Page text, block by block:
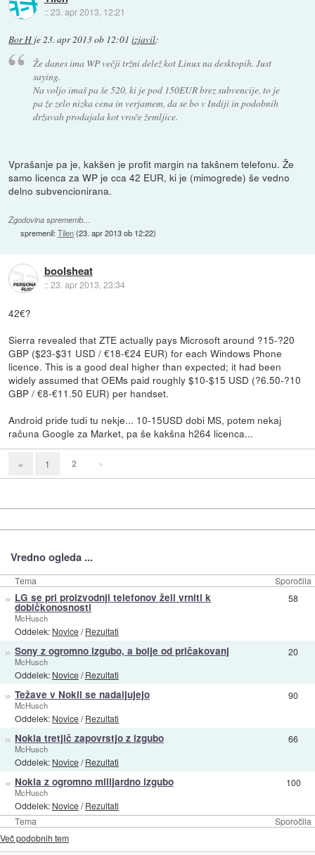
::23. apr 2013, 12:21
Bor H je23. apr 2013 ob 12:01 izjavil:
Že danes ima WP večji tržni delež kot Linux na desktopih. Just
saying.
Na voljo imaš pa še 520, ki je pod 150EUR brez subvencije, to je
pa že zelo nizka cena in verjamem, da se bo v Indiji in podobnih
državah prodajala kot vroče žemljice.
Vprašanje pa je, kakšen je profit margin na takšnem telefonu. Že
samo licenca za WP je cca 42 EUR, ki je (mimogrede) še vedno
delno subvencionirana.
Zgodovina sprememb…
spremenil:Tilen(23. apr 2013 ob 12:22)
boolsheat
::23. apr 2013, 23:34
42€?
Sierra revealed that ZTE actually pays Microsoft around ?15-?20
GBP ($23-$31 USD / €18-€24 EUR) for each Windows Phone
licence. This is a good deal higher than expected; it had been
widely assumed that OEMs paid roughly $10-$15 USD (?6.50-?10
GBP / €8-€11.50 EUR) per handset.
Android pride tudi tu nekje... 10-15USD dobi MS, potem nekaj
računa Google za Market, pa še kakšna h264 licenca...
« 1 2 »
Vredno ogleda ...
Tema Sporočila
Tema Sporočila
» LG se pri proizvodnji telefonov želi vrniti k
dobičkonosnosti
McHusch
Oddelek: Novice/Rezultati
58
» Sony z ogromno izgubo, a bolje od pričakovanj
McHusch
Oddelek: Novice/Rezultati
20
» Težave v Nokii se nadaljujejo
McHusch
Oddelek: Novice/Rezultati
90
» Nokia tretjič zapovrstjo z izgubo
McHusch
Oddelek: Novice/Rezultati
66
» Nokia z ogromno milijardno izgubo
McHusch
Oddelek: Novice/Rezultati
100
Več podobnih tem